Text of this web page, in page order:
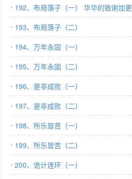
192、布局落子（一） 华华的致谢加更
193、布局落子（二）
194、万年永固（一）
195、万年永固（二）
196、是非成败（一）
197、是非成败（二）
198、所乐皆苦（一）
199、所乐皆苦（二）
200、诡计连环（一）